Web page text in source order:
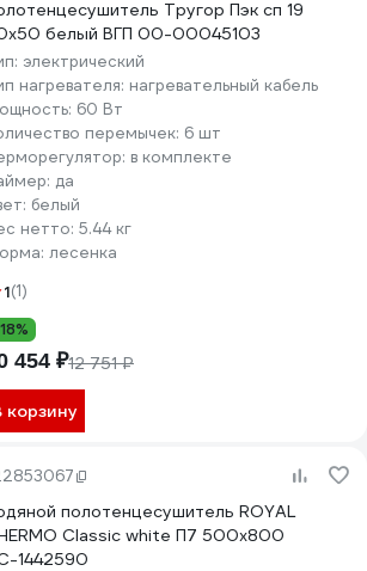
Тругор Пэк сп 19
белый ВГП 00-00045103
электрический
нагревателя: нагревательный кабель
60 Вт
перемычек: 6 шт
в комплекте
да
белый
нетто: 5.44 кг
лесенка
1(1)
454 ₽12 751 ₽
корзину
полотенцесушитель ROYAL
Classic white П7 500x800
1442590